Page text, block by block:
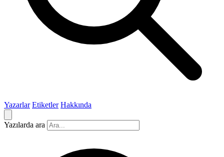
Yazarlar Etiketler Hakkında
Yazılarda ara